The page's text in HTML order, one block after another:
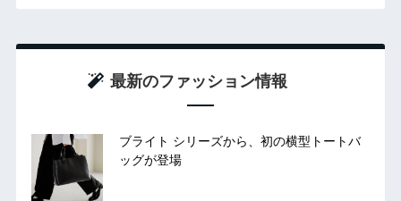
最新のファッション情報
ブライト シリーズから、初の横型トートバ
ッグが登場